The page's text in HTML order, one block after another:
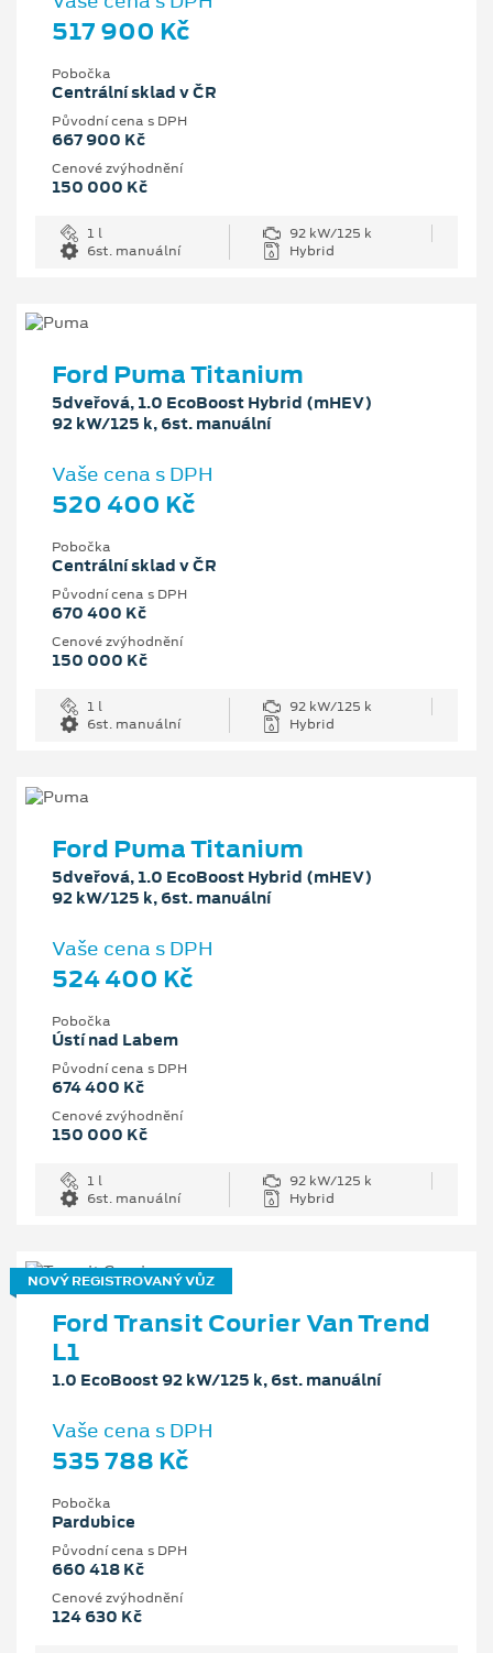
517 900 Kč
Pobočka
Centrální sklad v ČR
Původní cena s DPH
667 900 Kč
Cenové zvýhodnění
150 000 Kč
1 l
92 kW/125 k
6st. manuální
Hybrid
Ford Puma Titanium
5dveřová, 1.0 EcoBoost Hybrid (mHEV)
92 kW/125 k, 6st. manuální
Vaše cena s DPH
520 400 Kč
Pobočka
Centrální sklad v ČR
Původní cena s DPH
670 400 Kč
Cenové zvýhodnění
150 000 Kč
1 l
92 kW/125 k
6st. manuální
Hybrid
Ford Puma Titanium
5dveřová, 1.0 EcoBoost Hybrid (mHEV)
92 kW/125 k, 6st. manuální
Vaše cena s DPH
524 400 Kč
Pobočka
Ústí nad Labem
Původní cena s DPH
674 400 Kč
Cenové zvýhodnění
150 000 Kč
1 l
92 kW/125 k
6st. manuální
Hybrid
NOVÝ REGISTROVANÝ VŮZ
Ford Transit Courier Van Trend
L1
1.0 EcoBoost 92 kW/125 k, 6st. manuální
Vaše cena s DPH
535 788 Kč
Pobočka
Pardubice
Původní cena s DPH
660 418 Kč
Cenové zvýhodnění
124 630 Kč